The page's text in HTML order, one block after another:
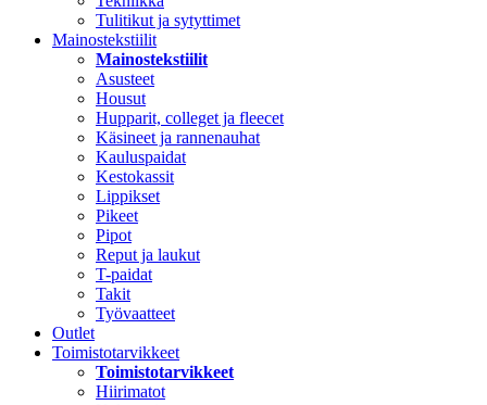
Tulitikut ja sytyttimet
Mainostekstiilit
Mainostekstiilit
Asusteet
Housut
Hupparit, colleget ja fleecet
Käsineet ja rannenauhat
Kauluspaidat
Kestokassit
Lippikset
Pikeet
Pipot
Reput ja laukut
T-paidat
Takit
Työvaatteet
Outlet
Toimistotarvikkeet
Toimistotarvikkeet
Hiirimatot